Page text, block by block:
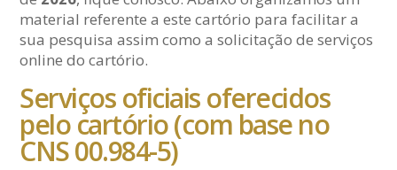
material referente a este cartório para facilitar a
sua pesquisa assim como a solicitação de serviços
online do cartório.
Serviços oficiais oferecidos
pelo cartório (com base no
CNS 00.984-5)